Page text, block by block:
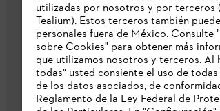
Línea de
utilizadas por nosotros y por terceros
Tealium). Estos terceros también
personales fuera de México. Consulte
sobre Cookies" para obtener más
que utilizamos nosotros y terceros. Al
todas" usted consiente el uso de
de los datos asociados, de
Reglamento de la Ley Federal de